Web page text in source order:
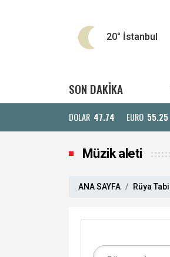
20° İstanbul
SON DAKİKA
DOLAR 47.74 EURO 55.25
Müzik aleti
ANA SAYFA Rüya